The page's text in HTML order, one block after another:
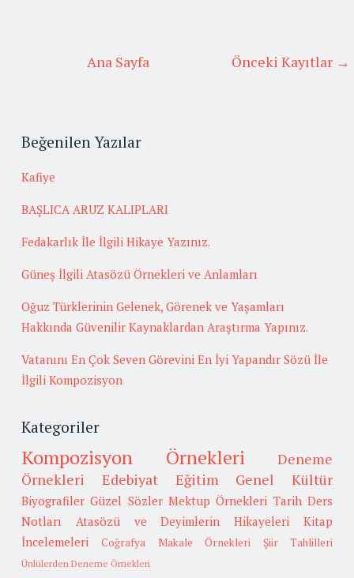
Önceki Kayıtlar →
Ana Sayfa
Beğenilen Yazılar
Kafiye
BAŞLICA ARUZ KALIPLARI
Fedakarlık İle İlgili Hikaye Yazınız.
Güneş İlgili Atasözü Örnekleri ve Anlamları
Oğuz Türklerinin Gelenek, Görenek ve Yaşamları
Hakkında Güvenilir Kaynaklardan Araştırma Yapınız.
Vatanını En Çok Seven Görevini En İyi Yapandır Sözü İle
İlgili Kompozisyon
Kategoriler
Kompozisyon Örnekleri
Deneme
Örnekleri
Edebiyat Eğitim Genel Kültür
Biyografiler Güzel Sözler Mektup Örnekleri Tarih Ders
Notları
Atasözü ve Deyimlerin Hikayeleri
Kitap
İncelemeleri
Coğrafya Makale Örnekleri Şiir Tahlilleri
Ünlülerden Deneme Örnekleri